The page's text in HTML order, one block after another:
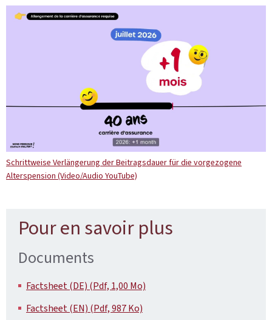
Schrittweise Verlängerung der Beitragsdauer für die vorgezogene
Alterspension (Video/Audio YouTube)
Pour en savoir plus
Documents
Factsheet (DE) (Pdf, 1,00 Mo)
Factsheet (EN) (Pdf, 987 Ko)